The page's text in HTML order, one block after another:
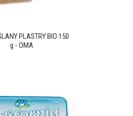
PLASTRY BIO 150
g - OMA